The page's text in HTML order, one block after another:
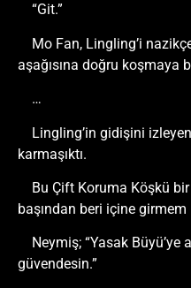
“Git.”
Mo Fan, Lingling’i
aşağısına doğru koşmaya
…
Lingling’in gidişini
karmaşıktı.
Bu Çift Koruma Köşkü
başından beri içine girmem
Neymiş; “Yasak Büyü’ye
güvendesin.”